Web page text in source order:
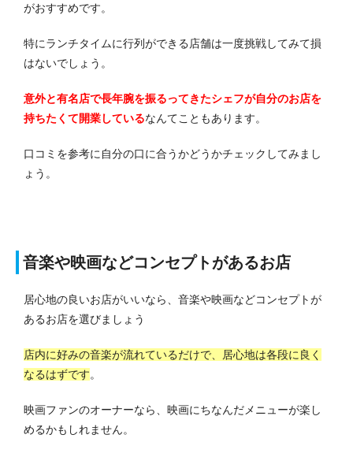
がおすすめです。
特にランチタイムに行列ができる店舗は一度挑戦してみて損
はないでしょう。
意外と有名店で長年腕を振るってきたシェフが自分のお店を
持ちたくて開業しているなんてこともあります。
口コミを参考に自分の口に合うかどうかチェックしてみまし
ょう。
音楽や映画などコンセプトがあるお店
居心地の良いお店がいいなら、音楽や映画などコンセプトが
あるお店を選びましょう
店内に好みの音楽が流れているだけで、居心地は各段に良く
なるはずです。
映画ファンのオーナーなら、映画にちなんだメニューが楽し
めるかもしれません。